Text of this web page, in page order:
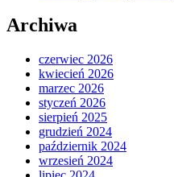
Archiwa
czerwiec 2026
kwiecień 2026
marzec 2026
styczeń 2026
sierpień 2025
grudzień 2024
październik 2024
wrzesień 2024